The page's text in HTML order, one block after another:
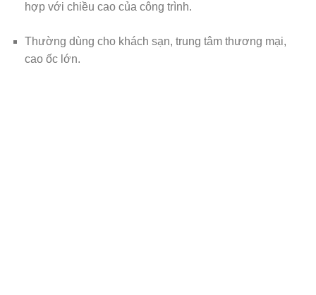
hợp với chiều cao của công trình.
Thường dùng cho khách sạn, trung tâm thương mại,
cao ốc lớn.